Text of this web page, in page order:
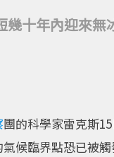
幾十年內迎來無
團的科學家雷克斯
候臨界點恐已被